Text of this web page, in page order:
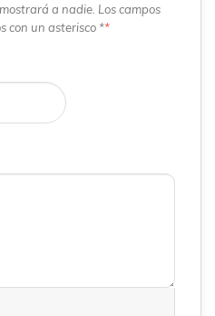
a nadie. Los campos
con un asterisco **